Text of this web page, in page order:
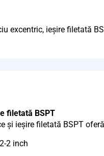
filetată BSPT
și ieșire filetată BSPT
2 inch